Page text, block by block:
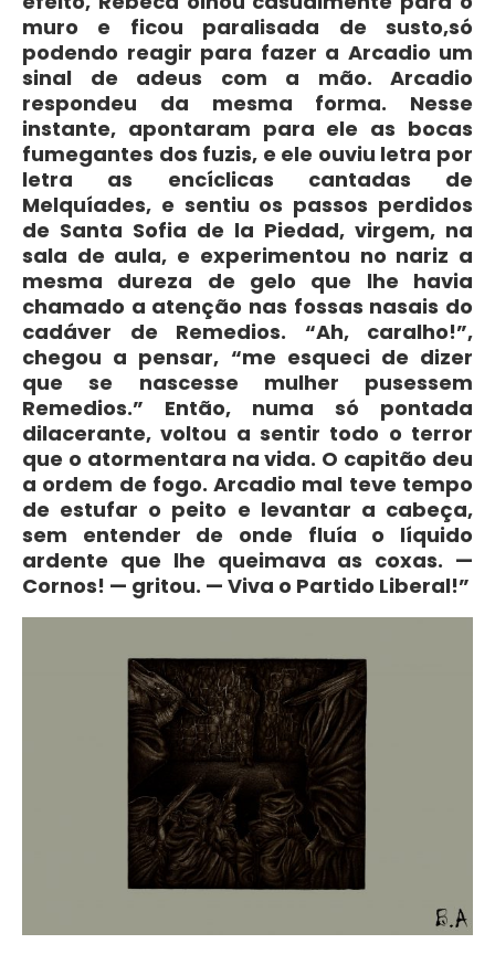
muro e ficou paralisada de susto,só
podendo reagir para fazer a Arcadio um
sinal de adeus com a mão. Arcadio
respondeu da mesma forma. Nesse
instante, apontaram para ele as bocas
fumegantes dos fuzis, e ele ouviu letra por
letra as encíclicas cantadas de
Melquíades, e sentiu os passos perdidos
de Santa Sofia de la Piedad, virgem, na
sala de aula, e experimentou no nariz a
mesma dureza de gelo que lhe havia
chamado a atenção nas fossas nasais do
cadáver de Remedios. “Ah, caralho!”,
chegou a pensar, “me esqueci de dizer
que se nascesse mulher pusessem
Remedios.” Então, numa só pontada
dilacerante, voltou a sentir todo o terror
que o atormentara na vida. O capitão deu
a ordem de fogo. Arcadio mal teve tempo
de estufar o peito e levantar a cabeça,
sem entender de onde fluía o líquido
ardente que lhe queimava as coxas. —
Cornos! — gritou. — Viva o Partido Liberal!”